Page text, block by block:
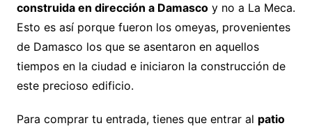
construida en dirección a Damascoy no a La Meca.
Esto es así porque fueron los omeyas, provenientes
de Damasco los que se asentaron en aquellos
tiempos en la ciudad e iniciaron la construcción de
este precioso edificio.
Para comprar tu entrada, tienes que entrar al patio